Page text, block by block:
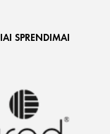
SPRENDIMAI